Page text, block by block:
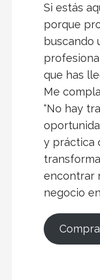
Si estás
porque
buscando
que has
Me
“No hay
y práctica
encontrar
negocio